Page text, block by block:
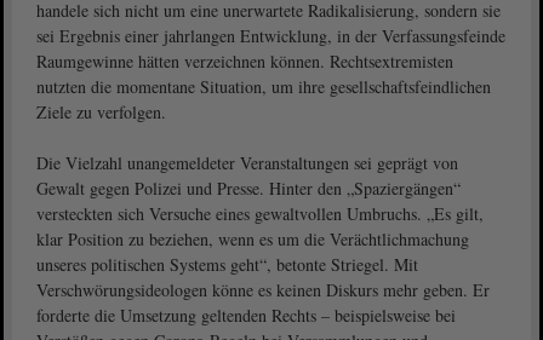
handele sich nicht um eine unerwartete Radikalisierung, sondern sie
sei Ergebnis einer jahrlangen Entwicklung, in der Verfassungsfeinde
Raumgewinne hätten verzeichnen können. Rechtsextremisten
nutzten die momentane Situation, um ihre gesellschaftsfeindlichen
Ziele zu verfolgen.
Die Vielzahl unangemeldeter Veranstaltungen sei geprägt von
Gewalt gegen Polizei und Presse. Hinter den „Spaziergängen“
versteckten sich Versuche eines gewaltvollen Umbruchs. „Es gilt,
klar Position zu beziehen, wenn es um die Verächtlichmachung
unseres politischen Systems geht“, betonte Striegel. Mit
Verschwörungsideologen könne es keinen Diskurs mehr geben. Er
forderte die Umsetzung geltenden Rechts – beispielsweise bei